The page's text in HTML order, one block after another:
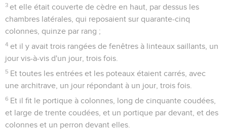
3 et elle était couverte de cèdre en haut, par dessus les
chambres latérales, qui reposaient sur quarante-cinq
colonnes, quinze par rang ;
4 et il y avait trois rangées de fenêtres à linteaux saillants, un
jour vis-à-vis d'un jour, trois fois.
5 Et toutes les entrées et les poteaux étaient carrés, avec
une architrave, un jour répondant à un jour, trois fois.
6 Et il fit le portique à colonnes, long de cinquante coudées,
et large de trente coudées, et un portique par devant, et des
colonnes et un perron devant elles.